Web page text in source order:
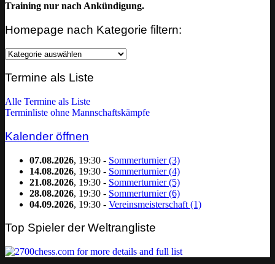
Training nur nach Ankündigung.
Homepage nach Kategorie filtern:
Homepage
Kategorie
Termine als Liste
Alle Termine als Liste
Terminliste ohne Mannschaftskämpfe
Kalender öffnen
07.08.2026, 19:30 - Sommerturnier (3)
14.08.2026, 19:30 - Sommerturnier (4)
21.08.2026, 19:30 - Sommerturnier (5)
28.08.2026, 19:30 - Sommerturnier (6)
04.09.2026, 19:30 - Vereinsmeisterschaft (1)
Top Spieler der Weltrangliste